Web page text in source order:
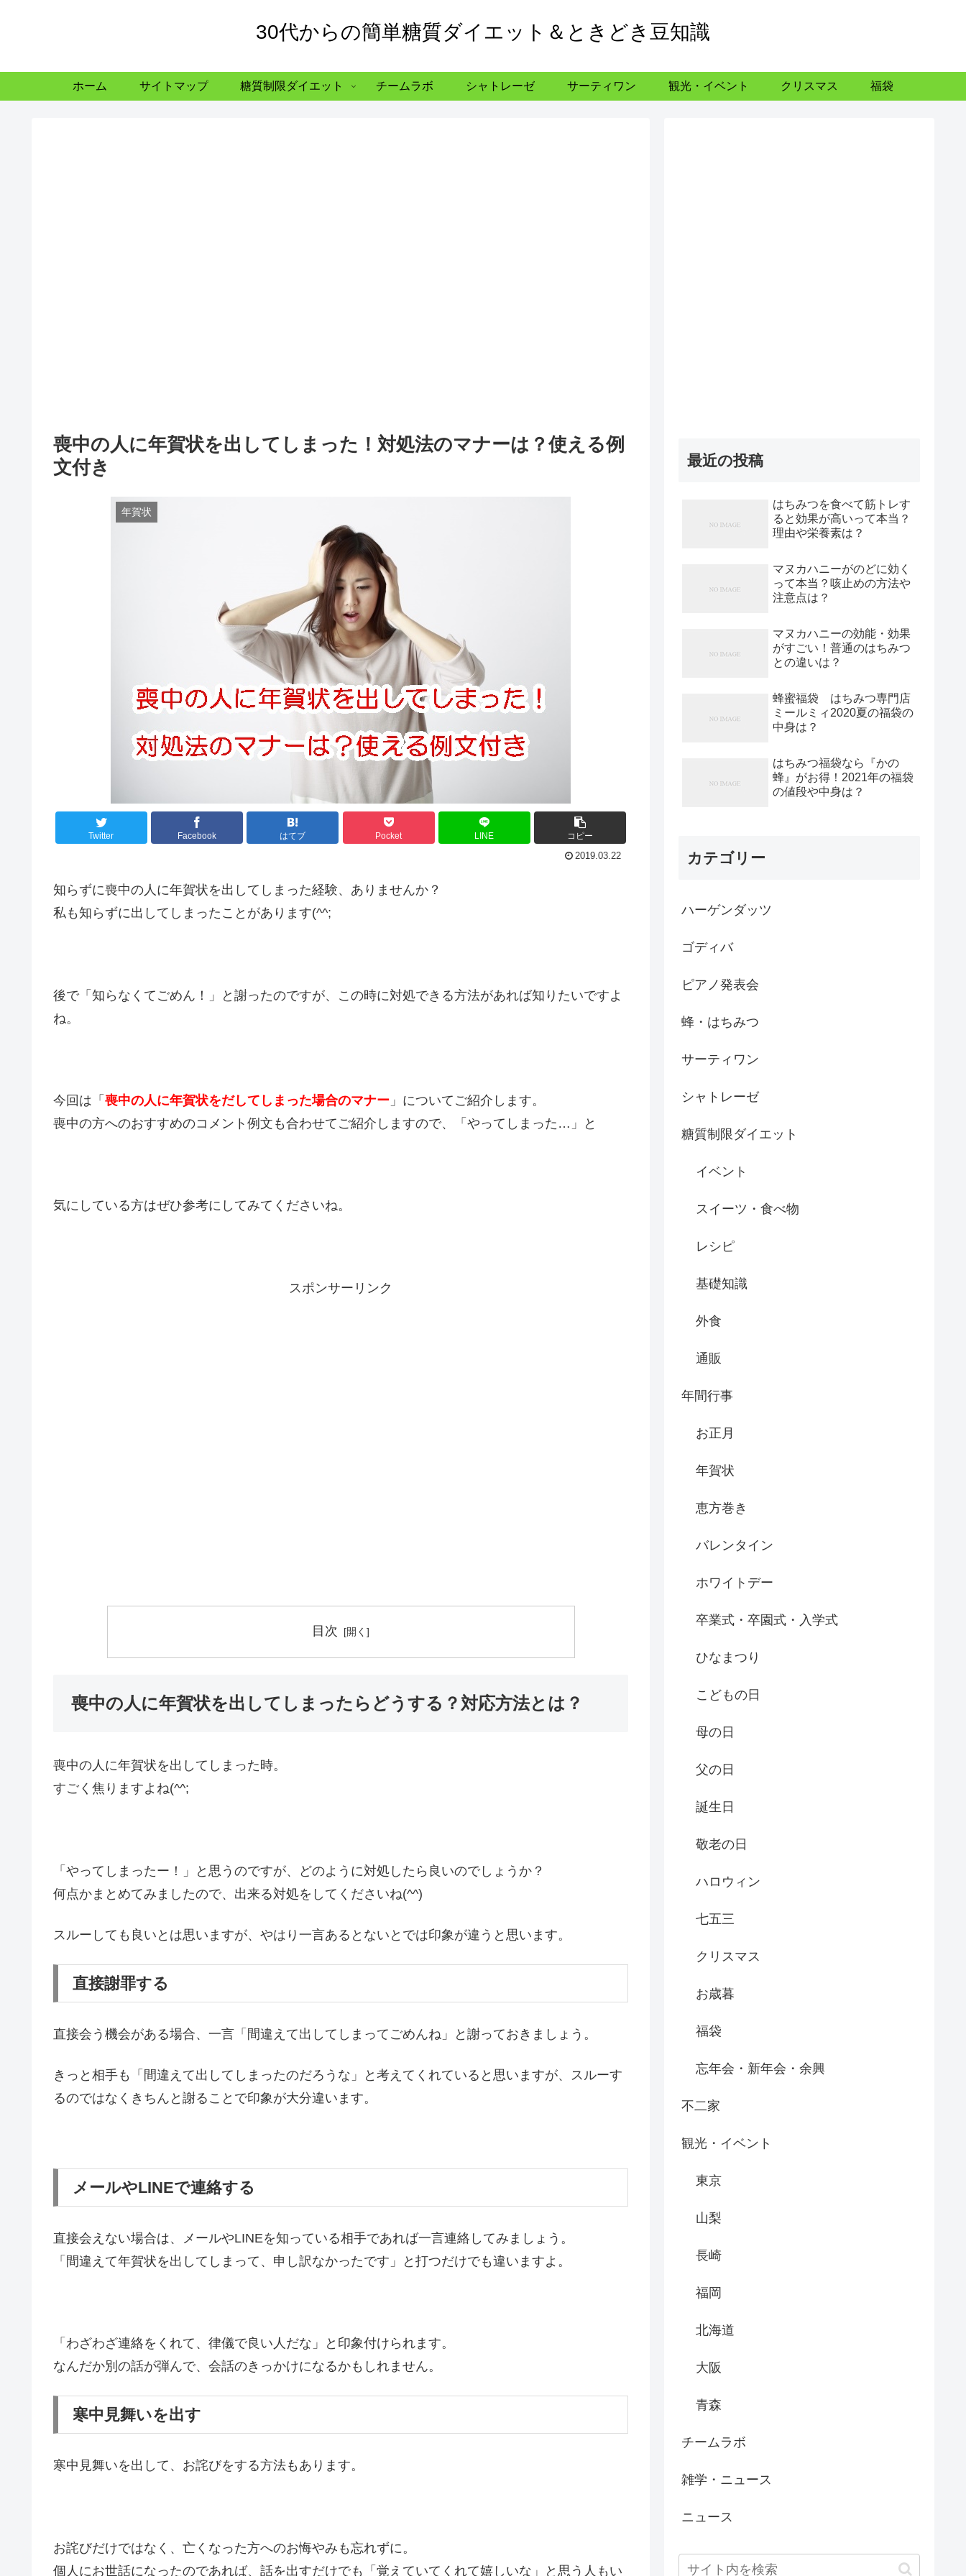
30代からの簡単糖質ダイエット＆ときどき豆知識
ホーム サイトマップ 糖質制限ダイエット チームラボ シャトレーゼ サーティワン 観光・イベント クリスマス 福袋
喪中の人に年賀状を出してしまった！対処法のマナーは？使える例
文付き
年賀状
Twitter Facebook はてブ Pocket LINE コピー
2019.03.22
知らずに喪中の人に年賀状を出してしまった経験、ありませんか？
私も知らずに出してしまったことがあります(^^;
後で「知らなくてごめん！」と謝ったのですが、この時に対処できる方法があれば知りたいですよ
ね。
今回は「 喪中の人に年賀状をだしてしまった場合のマナー 」についてご紹介します。
喪中の方へのおすすめのコメント例文も合わせてご紹介しますので、「やってしまった…」と
気にしている方はぜひ参考にしてみてくださいね。
スポンサーリンク
目次
喪中の人に年賀状を出してしまったらどうする？対応方法とは？
喪中の人に年賀状を出してしまった時。
すごく焦りますよね(^^;
「やってしまったー！」と思うのですが、どのように対処したら良いのでしょうか？
何点かまとめてみましたので、出来る対処をしてくださいね(^^)
スルーしても良いとは思いますが、やはり一言あるとないとでは印象が違うと思います。
直接謝罪する
直接会う機会がある場合、一言「間違えて出してしまってごめんね」と謝っておきましょう。
きっと相手も「間違えて出してしまったのだろうな」と考えてくれていると思いますが、スルーす
るのではなくきちんと謝ることで印象が大分違います。
メールやLINEで連絡する
直接会えない場合は、メールやLINEを知っている相手であれば一言連絡してみましょう。
「間違えて年賀状を出してしまって、申し訳なかったです」と打つだけでも違いますよ。
「わざわざ連絡をくれて、律儀で良い人だな」と印象付けられます。
なんだか別の話が弾んで、会話のきっかけになるかもしれません。
寒中見舞いを出す
寒中見舞いを出して、お詫びをする方法もあります。
お詫びだけではなく、亡くなった方へのお悔やみも忘れずに。
個人にお世話になったのであれば、話を出すだけでも「覚えていてくれて嬉しいな」と思う人もい
最近の投稿
はちみつを食べて筋トレす
ると効果が高いって本当？
理由や栄養素は？
マヌカハニーがのどに効く
って本当？咳止めの方法や
注意点は？
マヌカハニーの効能・効果
がすごい！普通のはちみつ
との違いは？
蜂蜜福袋 はちみつ専門店
ミールミィ2020夏の福袋の
中身は？
はちみつ福袋なら『かの
蜂』がお得！2021年の福袋
の値段や中身は？
カテゴリー
ハーゲンダッツ
ゴディバ
ピアノ発表会
蜂・はちみつ
サーティワン
シャトレーゼ
糖質制限ダイエット
イベント
スイーツ・食べ物
レシピ
基礎知識
外食
通販
年間行事
お正月
年賀状
恵方巻き
バレンタイン
ホワイトデー
卒業式・卒園式・入学式
ひなまつり
こどもの日
母の日
父の日
誕生日
敬老の日
ハロウィン
七五三
クリスマス
お歳暮
福袋
忘年会・新年会・余興
不二家
観光・イベント
東京
山梨
長崎
福岡
北海道
大阪
青森
チームラボ
雑学・ニュース
ニュース